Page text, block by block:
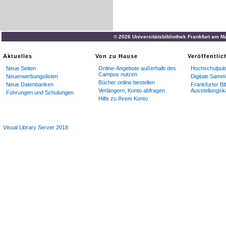
© 2026 Universitätsbibliothek Frankfurt am
Aktuelles
Neue Seiten
Neuerwerbungslisten
Neue Datenbanken
Führungen und Schulungen
Von zu Hause
Online-Angebote außerhalb des
Campus nutzen
Bücher online bestellen
Verlängern, Konto abfragen
Hilfe zu Ihrem Konto
Digitale
Frankfurter
Visual Library Server 2018